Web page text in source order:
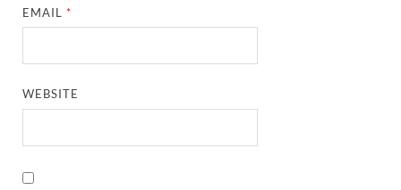
EMAIL*
WEBSITE